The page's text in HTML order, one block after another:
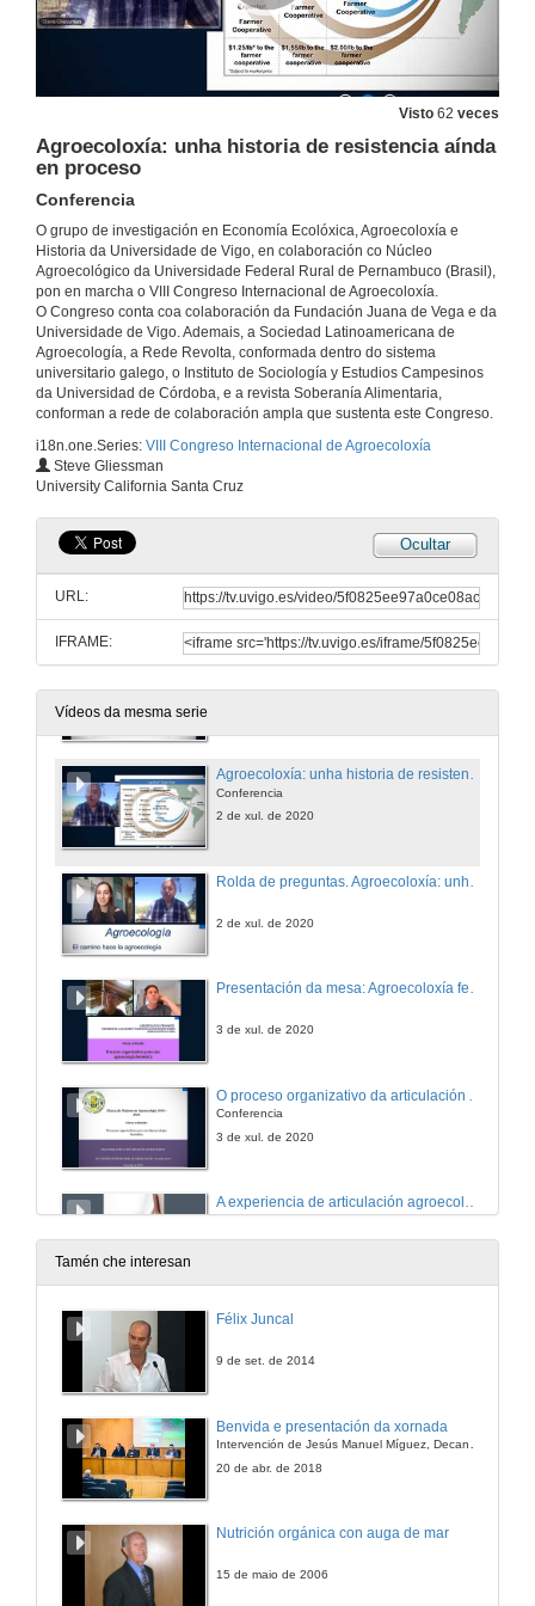
Visto 62 veces
Agroecoloxía: unha historia de resistencia aínda
en proceso
Conferencia
O grupo de investigación en Economía Ecolóxica, Agroecoloxía e
Historia da Universidade de Vigo, en colaboración co Núcleo
Agroecológico da Universidade Federal Rural de Pernambuco (Brasil),
pon en marcha o VIII Congreso Internacional de Agroecoloxía.
O Congreso conta coa colaboración da Fundación Juana de Vega e da
Universidade de Vigo. Ademais, a Sociedad Latinoamericana de
Agroecología, a Rede Revolta, conformada dentro do sistema
universitario galego, o Instituto de Sociología y Estudios Campesinos
da Universidad de Córdoba, e a revista Soberanía Alimentaria,
conforman a rede de colaboración ampla que sustenta este Congreso.
i18n.one.Series: VIII Congreso Internacional de Agroecoloxía
Steve Gliessman
University California Santa Cruz
Ocultar
URL:
IFRAME:
Vídeos da mesma serie
Contribución do Grupo Operativo AgroecologiCAM ao desenvolvemento de políticas agroecolóxicas da Comunidad de Madrid
Conferencia
2 de xul. de 2020
Conferencia
Conferencia
Conferencia
2 de xul. de 2020
2 de xul. de 2020
Debate. Criterios para o deseño e avaliación de políticas públicas agroecolóxicas
2 de xul. de 2020
Presentación de Steve Gliessman
Agroecoloxía: unha historia de resistencia aínda en proceso
Conferencia
2 de xul. de 2020
2 de xul. de 2020
Presentación da mesa: Agroecoloxía feminista: recoñecendo ás mulleres e cambiando as relacións de xénero desde o campo á mesa
3 de xul. de 2020
Conferencia
3 de xul. de 2020
A experiencia de articulación agroecológica feminista de Etxaldeco Emakumeak
3 de xul. de 2020
Conferencia
Conferencia
Conferencia
Tamén che interesan
Félix Juncal
9 de set. de 2014
Benvida e presentación da xornada
Intervención de Jesús Manuel Míguez, Decano da Facultade de Bioloxía
20 de abr. de 2018
Nutrición orgánica con auga de mar
15 de maio de 2006